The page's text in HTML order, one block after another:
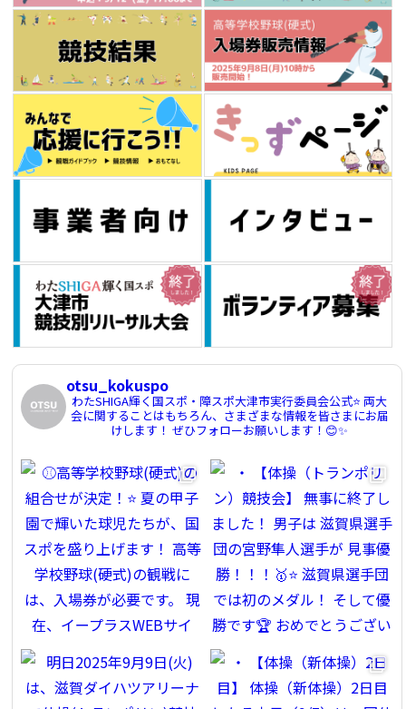
otsu_kokuspo
わたSHIGA輝く国スポ・障スポ大津市実行委員会公式⭐️両大
会に関することはもちろん、さまざまな情報を皆さまにお届
けします！ ぜひフォローお願いします！😊✨